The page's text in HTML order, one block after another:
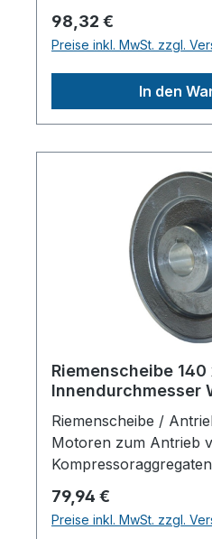
mm Wellendruchmesser zylindrisch: 28 mm
Material: Alu-Guss Mit Sicherungsnut /
AEROTEC
Regulärer Preis:
98,32 €
Preise inkl. MwSt. zzgl.
In den
Riemenscheibe 140
Innendurchmesser
Riemenscheibe /
Motoren zum Antrieb
Scheibendurchmesser
Wellendruchmesser
Regulärer Preis:
79,94 €
Preise inkl. MwSt. zzgl.